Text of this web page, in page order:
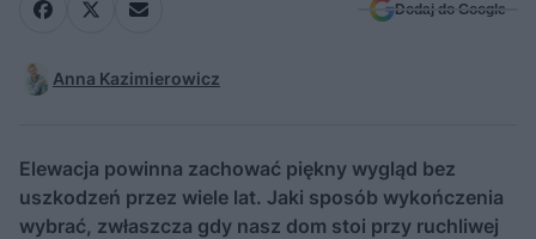
Dodaj do Google
Anna Kazimierowicz
Elewacja powinna zachować piękny wygląd bez
uszkodzeń przez wiele lat. Jaki sposób wykończenia
wybrać, zwłaszcza gdy nasz dom stoi przy ruchliwej